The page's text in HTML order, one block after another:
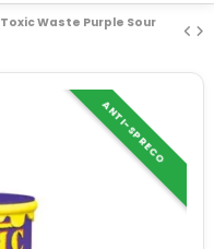
Toxic Waste Purple Sour
ANTI-SPRECO